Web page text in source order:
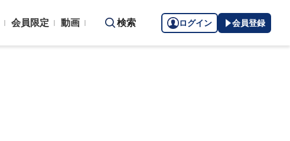
会員限定 動画 検索 ログイン 会員登録